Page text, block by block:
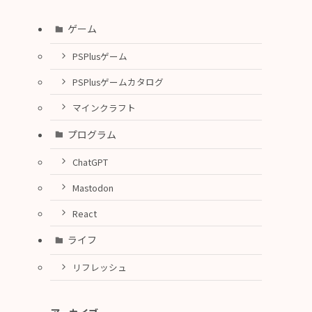
ゲーム
PSPlusゲーム
PSPlusゲームカタログ
マインクラフト
プログラム
ChatGPT
Mastodon
React
ライフ
リフレッシュ